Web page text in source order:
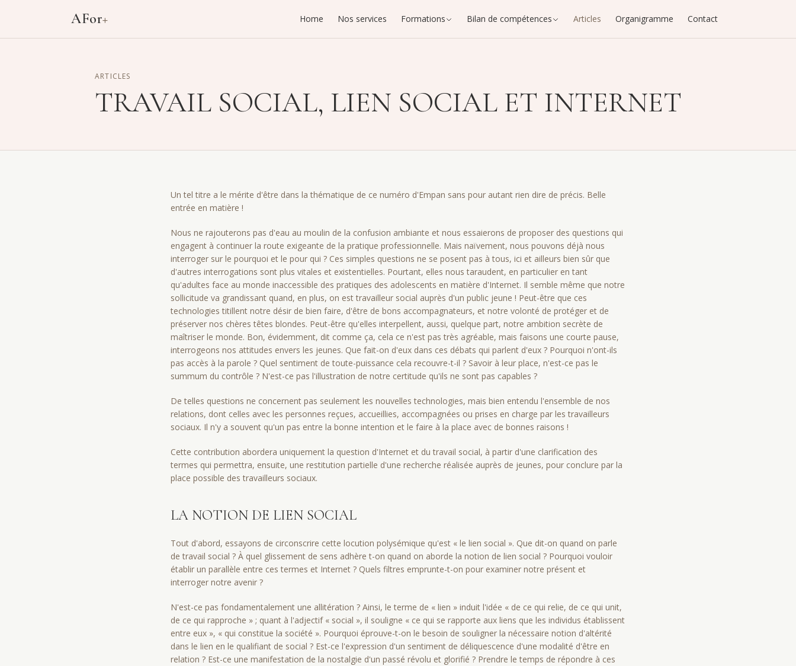
AFor+ Home Nos services Formations Bilan de compétences Articles Organigramme Contact
ARTICLES
TRAVAIL SOCIAL, LIEN SOCIAL ET INTERNET
Un tel titre a le mérite d'être dans la thématique de ce numéro d'Empan sans pour autant rien dire de précis. Belle
entrée en matière !
Nous ne rajouterons pas d'eau au moulin de la confusion ambiante et nous essaierons de proposer des questions qui
engagent à conti­nuer la route exigeante de la pratique professionnelle. Mais naïve­ment, nous pouvons déjà nous
interroger sur le pourquoi et le pour qui ? Ces simples questions ne se posent pas à tous, ici et ailleurs bien sûr que
d'autres interrogations sont plus vitales et existen­tielles. Pourtant, elles nous taraudent, en particulier en tant
qu'adultes face au monde inaccessible des pratiques des adoles­cents en matière d'Internet. Il semble même que notre
sollicitude va grandissant quand, en plus, on est travailleur social auprès d'un public jeune ! Peut-être que ces
technologies titillent notre désir de bien faire, d'être de bons accompagnateurs, et notre volonté de protéger et de
préserver nos chères têtes blondes. Peut-être qu'elles interpellent, aussi, quelque part, notre ambition secrète de
maîtriser le monde. Bon, évidemment, dit comme ça, cela ce n'est pas très agréable, mais faisons une courte pause,
interrogeons nos attitudes envers les jeunes. Que fait-on d'eux dans ces débats qui parlent d'eux ? Pourquoi n'ont-ils
pas accès à la parole ? Quel sentiment de toute-puissance cela recouvre-t-il ? Savoir à leur place, n'est-ce pas le
summum du contrôle ? N'est-ce pas l'illustration de notre certitude qu'ils ne sont pas capables ?
De telles questions ne concernent pas seulement les nouvelles technologies, mais bien entendu l'ensemble de nos
relations, dont celles avec les personnes reçues, accueillies, accompagnées ou prises en charge par les travailleurs
sociaux. Il n'y a souvent qu'un pas entre la bonne intention et le faire à la place avec de bonnes raisons !
Cette contribution abordera uniquement la question d'Internet et du travail social, à partir d'une clarification des
termes qui permettra, ensuite, une restitution partielle d'une recherche réalisée auprès de jeunes, pour conclure par la
place possible des travailleurs sociaux.
LA NOTION DE LIEN SOCIAL
Tout d'abord, essayons de circonscrire cette locution polysémique qu'est « le lien social ». Que dit-on quand on parle
de travail social ? À quel glissement de sens adhère t-on quand on aborde la notion de lien social ? Pourquoi vouloir
établir un parallèle entre ces termes et Internet ? Quels filtres emprunte-t-on pour examiner notre présent et
interroger notre avenir ?
N'est-ce pas fondamentalement une allitération ? Ainsi, le terme de « lien » induit l'idée « de ce qui relie, de ce qui unit,
de ce qui rapproche » ; quant à l'adjectif « social », il souligne « ce qui se rapporte aux liens que les individus établis­sent
entre eux », « qui constitue la société ». Pourquoi éprouve-t-on le besoin de souligner la nécessaire notion d'altérité
dans le lien en le qualifiant de social ? Est-ce l'expression d'un sentiment de déliquescence d'une modalité d'être en
relation ? Est-ce une manifestation de la nostalgie d'un passé révolu et glorifié ? Prendre le temps de répondre à ces